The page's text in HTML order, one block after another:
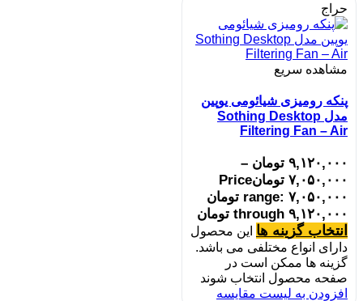
حراج
مشاهده سریع
پنکه رومیزی شیائومی یوپین
مدل Sothing Desktop
Filtering Fan – Air
۹,۱۲۰,۰۰۰ تومان –
۷,۰۵۰,۰۰۰ تومانPrice
range: ۷,۰۵۰,۰۰۰ تومان
through ۹,۱۲۰,۰۰۰ تومان
انتخاب گزینه ها این محصول
دارای انواع مختلفی می باشد.
گزینه ها ممکن است در
صفحه محصول انتخاب شوند
افزودن به لیست مقایسه